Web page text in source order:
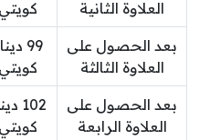
العلاوة الثانية
كويتي
بعد الحصول على
العلاوة الثالثة
99
كويتي
بعد الحصول على
العلاوة الرابعة
102
كويتي